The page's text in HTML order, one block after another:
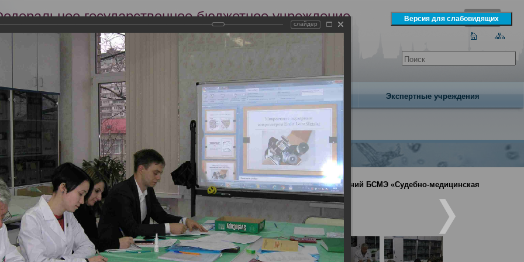
государственное бюджетное учреждение
центр судебно-медицинской экспертизы
Минздрава России
деятельность Экспертиза Образование Издательство Экспертные учреждения
квалификации для судебно-медицинских экспертов медико-криминалистических отделений БСМЭ «Судебно-медицинская
методы остеологических судебно-медицинских исследований кисти»
слайдер